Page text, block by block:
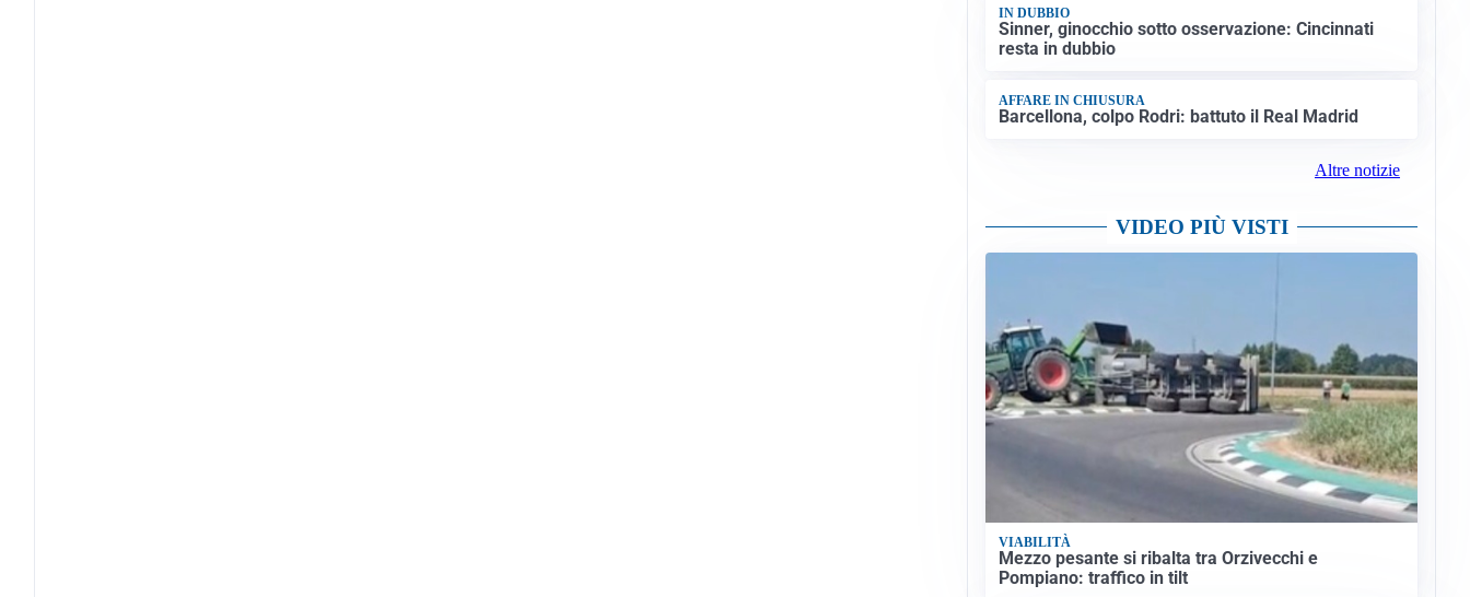
IN DUBBIO
Sinner, ginocchio sotto osservazione: Cincinnati
resta in dubbio
AFFARE IN CHIUSURA
Barcellona, colpo Rodri: battuto il Real Madrid
Altre notizie
VIDEO PIÙ VISTI
VIABILITÀ
Mezzo pesante si ribalta tra Orzivecchi e
Pompiano: traffico in tilt